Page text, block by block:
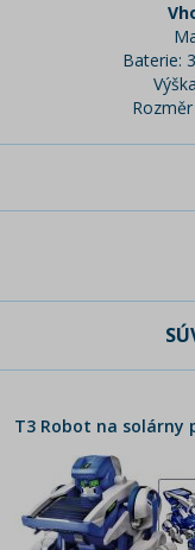
Baterie:
T3 Robot na solárny